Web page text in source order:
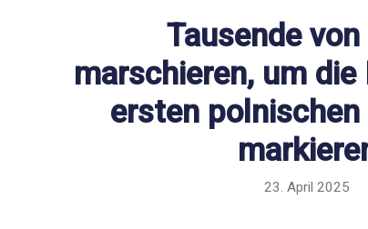
Tausende
marschieren, um die
ersten polnischen
23. April 2025